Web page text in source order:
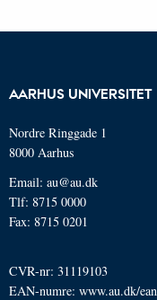
AARHUS UNIVERSITET
Nordre Ringgade 1
8000 Aarhus
Email: au@au.dk
Tlf: 8715 0000
Fax: 8715 0201
CVR-nr: 31119103
EAN-numre: www.au.dk/